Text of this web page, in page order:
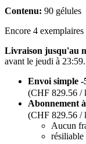
Contenu: 90 gélules
Encore 4 exemplaires
Livraison jusqu'au
avant le jeudi à 23:59.
Envoi simple -
(CHF 829.56 /
Abonnement
(CHF 829.56 /
Aucun
résiliable